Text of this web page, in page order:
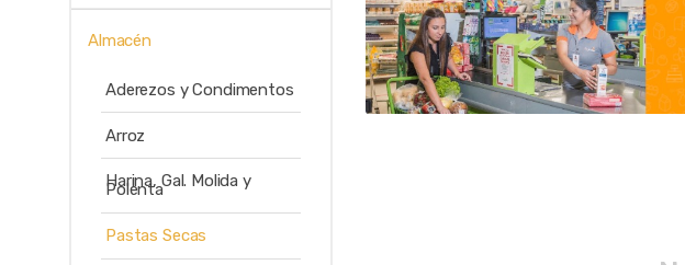
Almacén
Aderezos y Condimentos
Arroz
Harina, Gal. Molida y
Polenta
Pastas Secas